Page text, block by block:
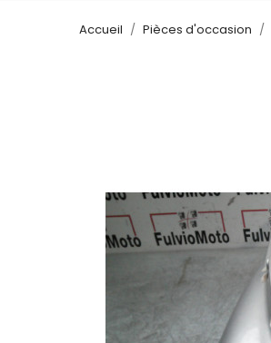
Accueil Pièces d'occasion